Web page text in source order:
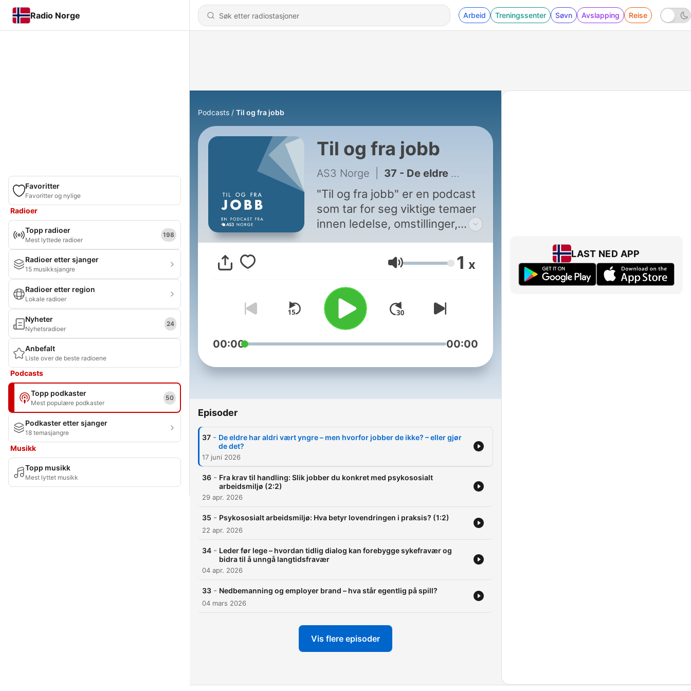
Radio Norge Arbeid Treningssenter Søvn Avslapping Reise
Favoritter
Favoritter og nylige
Radioer
Topp radioer
Mest lyttede radioer
198
Radioer etter sjanger
15 musikksjangre
Radioer etter region
Lokale radioer
Nyheter
Nyhetsradioer
24
Anbefalt
Liste over de beste radioene
Podcasts
Topp podkaster
Mest populære podkaster
50
Podkaster etter sjanger
18 temasjangre
Musikk
Topp musikk
Mest lyttet musikk
Podcasts Til og fra jobb
Til og fra jobb
AS3 Norge 37 - De eldre har aldri vært yngre – men hvorfor jobber de ikke? – eller gjør de det?
"Til og fra jobb" er en podcast
som tar for seg viktige temaer
innen ledelse, omstillinger,
Podcasten er ment for deg
som ønsker å utvikle din rolle
du kan håndtere endringer på
en effektiv måte. Vi vil invitere
ledere og eksperter innenfor
ledelse, omstillinger og
erfaringer og kunnskap. Du vil
historier, utfordringer og
håndtert dem.
Volum 1 x
00:00 00:00
Episoder
37 - De eldre har aldri vært yngre – men hvorfor jobber de ikke? – eller gjør
de det?
17 juni 2026
36 - Fra krav til handling: Slik jobber du konkret med psykososialt
arbeidsmiljø (2:2)
29 apr. 2026
35 - Psykososialt arbeidsmiljø: Hva betyr lovendringen i praksis? (1:2)
22 apr. 2026
34 - Leder før lege – hvordan tidlig dialog kan forebygge sykefravær og
bidra til å unngå langtidsfravær
04 apr. 2026
33 - Nedbemanning og employer brand – hva står egentlig på spill?
04 mars 2026
Vis flere episoder
LAST NED APP